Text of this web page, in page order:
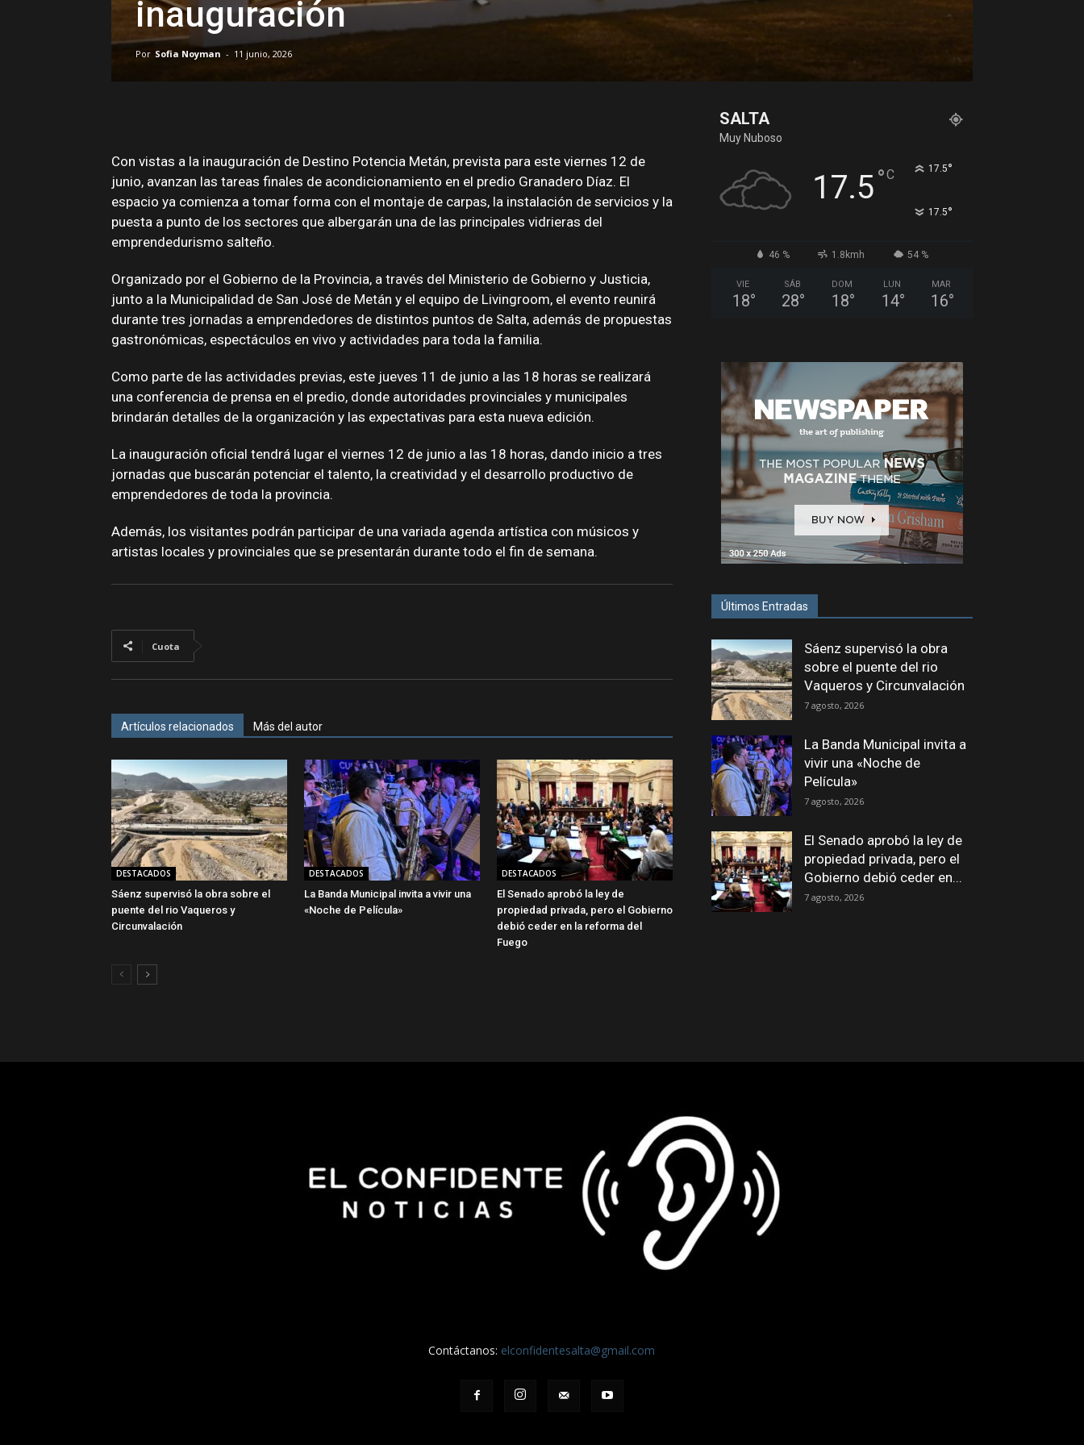
inauguración
Por Sofia Noyman - 11 junio, 2026
Con vistas a la inauguración de Destino Potencia Metán, prevista para este viernes 12 de
junio, avanzan las tareas finales de acondicionamiento en el predio Granadero Díaz. El
espacio ya comienza a tomar forma con el montaje de carpas, la instalación de servicios y la
puesta a punto de los sectores que albergarán una de las principales vidrieras del
emprendedurismo salteño.
Organizado por el Gobierno de la Provincia, a través del Ministerio de Gobierno y Justicia,
junto a la Municipalidad de San José de Metán y el equipo de Livingroom, el evento reunirá
durante tres jornadas a emprendedores de distintos puntos de Salta, además de propuestas
gastronómicas, espectáculos en vivo y actividades para toda la familia.
Como parte de las actividades previas, este jueves 11 de junio a las 18 horas se realizará
una conferencia de prensa en el predio, donde autoridades provinciales y municipales
brindarán detalles de la organización y las expectativas para esta nueva edición.
La inauguración oficial tendrá lugar el viernes 12 de junio a las 18 horas, dando inicio a tres
jornadas que buscarán potenciar el talento, la creatividad y el desarrollo productivo de
emprendedores de toda la provincia.
Además, los visitantes podrán participar de una variada agenda artística con músicos y
artistas locales y provinciales que se presentarán durante todo el fin de semana.
Cuota
Artículos relacionados Más del autor
DESTACADOS
Sáenz supervisó la obra sobre el
puente del rio Vaqueros y
Circunvalación
DESTACADOS
La Banda Municipal invita a vivir una
«Noche de Película»
DESTACADOS
El Senado aprobó la ley de
propiedad privada, pero el Gobierno
debió ceder en la reforma del
Fuego
SALTA
Muy Nuboso
17.5°C 17.5°
17.5°
46 % 1.8kmh 54 %
VIE
18°
SÁB
28°
DOM
18°
LUN
14°
MAR
16°
Últimos Entradas
Sáenz supervisó la obra
sobre el puente del rio
Vaqueros y Circunvalación
7 agosto, 2026
La Banda Municipal invita a
vivir una «Noche de
Película»
7 agosto, 2026
El Senado aprobó la ley de
propiedad privada, pero el
Gobierno debió ceder en...
7 agosto, 2026
Contáctanos: elconfidentesalta@gmail.com